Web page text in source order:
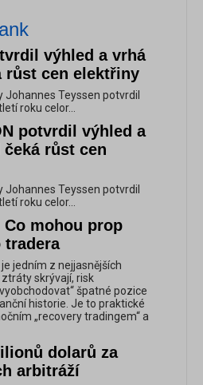
výhled a vrhá
růst cen elektřiny
Teyssen potvrdil
roku celor...
potvrdil výhled a
růst cen
Teyssen potvrdil
roku celor...
mohou prop
tradera
jedním z nejjasnějších
skrývají, risk
špatné pozice
historie. Je to praktické
„recovery tradingem“ a
dolarů za
arbitráží